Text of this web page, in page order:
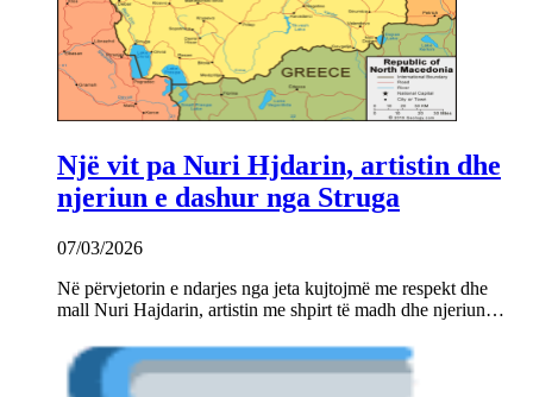
Një vit pa Nuri Hjdarin, artistin dhe
njeriun e dashur nga Struga
07/03/2026
Në përvjetorin e ndarjes nga jeta kujtojmë me respekt dhe
mall Nuri Hajdarin, artistin me shpirt të madh dhe njeriun…